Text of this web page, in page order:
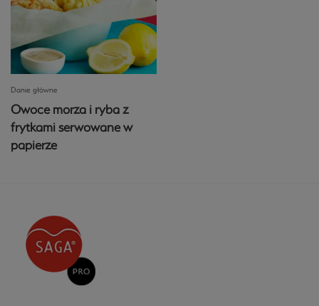
Danie główne
Owoce morza i ryba z
frytkami serwowane w
papierze